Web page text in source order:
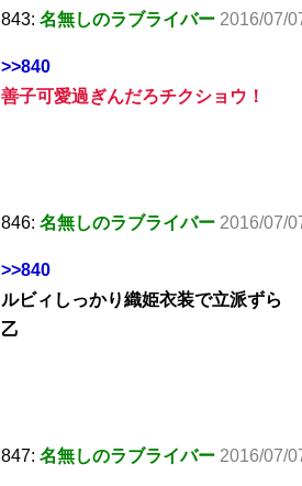
843: 名無しのラブライバー 2016/07/
>>840
善子可愛過ぎんだろチクショウ！
846: 名無しのラブライバー 2016/07/
>>840
ルビィしっかり織姫衣装で立派ずら
乙
847: 名無しのラブライバー 2016/07/